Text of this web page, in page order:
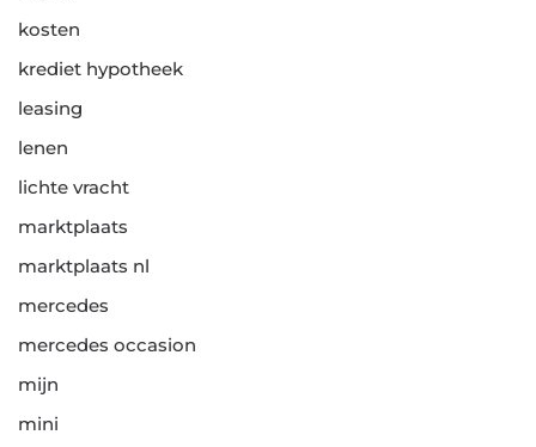
kosten
krediet hypotheek
leasing
lenen
lichte vracht
marktplaats
marktplaats nl
mercedes
mercedes occasion
mijn
mini